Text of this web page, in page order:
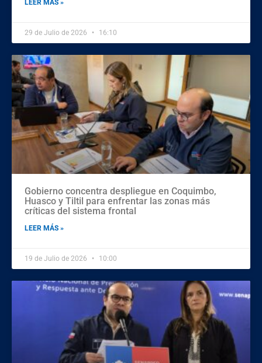
LEER MÁS »
29 de Julio de 2026 16:10
Gobierno concentra despliegue en Coquimbo,
Huasco y Tiltil para enfrentar las zonas más
críticas del sistema frontal
LEER MÁS »
19 de Julio de 2026 10:00